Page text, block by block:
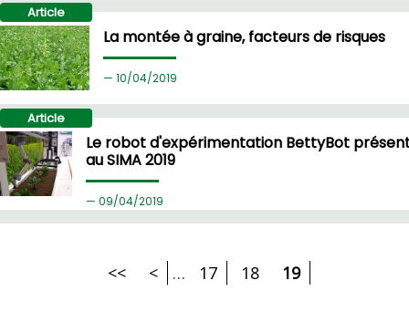
Article
La montée à graine, facteurs de risques
10/04/2019
Article
Le robot d'expérimentation BettyBot
au SIMA 2019
09/04/2019
<< < … 17 18 19